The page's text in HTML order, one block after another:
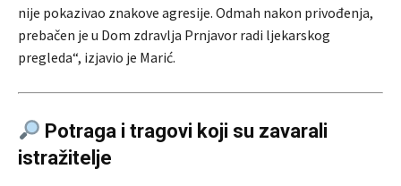
nije pokazivao znakove agresije. Odmah nakon privođenja,
prebačen je u Dom zdravlja Prnjavor radi ljekarskog
pregleda“, izjavio je Marić.
Potraga i tragovi koji su zavarali
istražitelje